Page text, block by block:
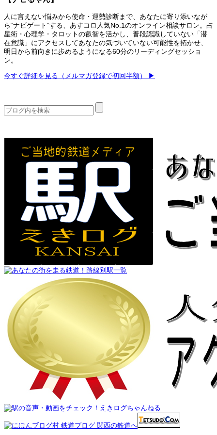
人に言えない悩みから使命・運勢診断まで、あなたに寄り添いなが
ら“ナビゲート”する、あすコロ人気No.1のオンライン相談サロン。占
星術・心理学・タロットの叡智を活かし、普段認識していない「潜
在意識」にアクセスしてあなたの気づいていない可能性を拓かせ、
明日から前向きに歩めるようになる60分のリーディングセッショ
ン。
今すぐ詳細を見る（メルマガ登録で初回半額） ▶